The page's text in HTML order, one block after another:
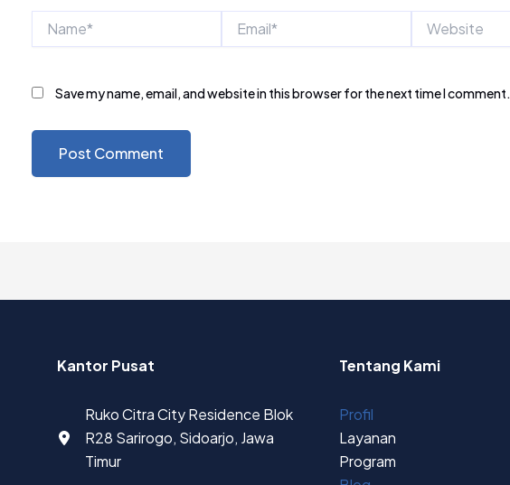
Save my name, email, and website in this browser for the next time I comment.
Kantor Pusat
Ruko Citra City Residence Blok
R28 Sarirogo, Sidoarjo, Jawa
Timur
Tentang Kami
Profil
Layanan
Program